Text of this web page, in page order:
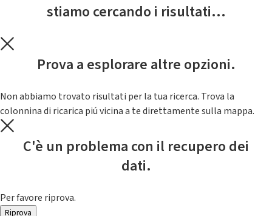
stiamo cercando i risultati...
Prova a esplorare altre opzioni.
Non abbiamo trovato risultati per la tua ricerca. Trova la
colonnina di ricarica piú vicina a te direttamente sulla mappa.
C'è un problema con il recupero dei
dati.
Per favore riprova.
Riprova